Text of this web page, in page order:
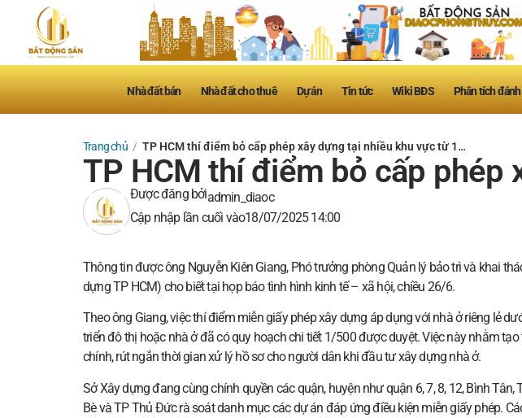
Nhà đất bán Nhà đất cho thuê Dự án Tin tức Wiki BĐS Phân tích
Trang chủ / TP HCM thí điểm bỏ cấp phép xây dựng tại nhiều khu vực từ 1…
TP HCM thí điểm bỏ cấp phép
Được đăng bởiadmin_diaoc
Cập nhập lần cuối vào18/07/2025 14:00
Thông tin được ông Nguyễn Kiên Giang, Phó trưởng phòng Quản lý bảo trì và khai
dựng TP HCM) cho biết tại họp báo tình hình kinh tế – xã hội, chiều 26/6.
Theo ông Giang, việc thí điểm miễn giấy phép xây dựng áp dụng với nhà ở riêng lẻ
triển đô thị hoặc nhà ở đã có quy hoạch chi tiết 1/500 được duyệt. Việc này nhằm
chính, rút ngắn thời gian xử lý hồ sơ cho người dân khi đầu tư xây dựng nhà ở.
Sở Xây dựng đang cùng chính quyền các quận, huyện như quận 6, 7, 8, 12, Bình Tân,
Bè và TP Thủ Đức rà soát danh mục các dự án đáp ứng điều kiện miễn giấy phép.